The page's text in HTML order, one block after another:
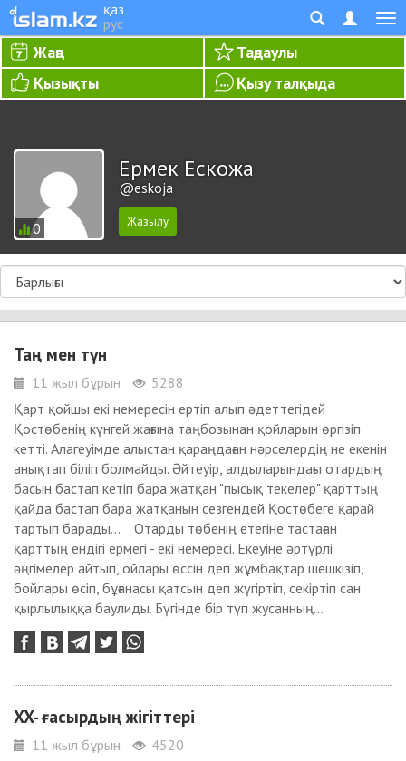
қаз
рус
Жаңа
Таңдаулы
Қызықты
Қызу талқыда
0
Ермек Ескожа
@eskoja
Таң мен түн
11 жыл бұрын
5288
Қарт қойшы екі немересін ертіп алып әдеттегідей
Қостөбенің күнгей жағына таңбозынан қойларын өргізіп
кетті. Алагеуімде алыстан қараңдаған нәрселердің не екенін
анықтап біліп болмайды. Әйтеуір, алдыларындағы отардың
басын бастап кетіп бара жатқан "пысық текелер" қарттың
қайда бастап бара жатқанын сезгендей Қостөбеге қарай
тартып барады... Отарды төбенің етегіне тастаған
қарттың ендігі ермегі - екі немересі. Екеуіне әртүрлі
әңгімелер айтып, ойлары өссін деп жұмбақтар шешкізіп,
бойлары өсіп, бұғанасы қатсын деп жүгіртіп, секіртіп сан
қырлылыққа баулиды. Бүгінде бір түп жусанның...
XX- ғасырдың жігіттері
11 жыл бұрын
4520